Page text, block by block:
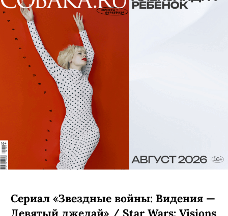
Сериал «Звездные войны: Видения —
Девятый джедай» / Star Wars: Visions